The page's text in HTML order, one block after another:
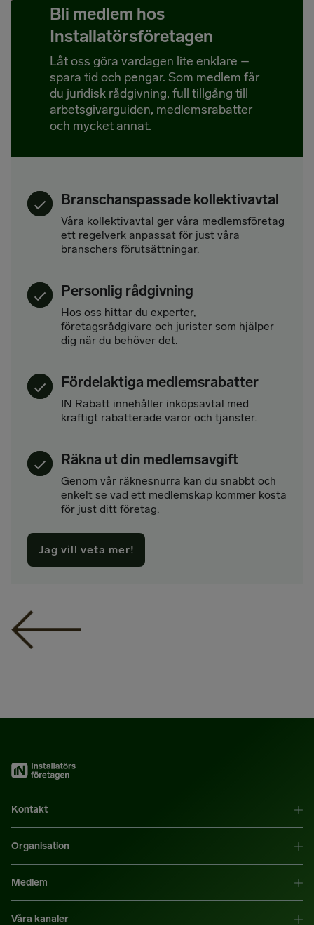
Bli medlem hos
Installatörsföretagen
Låt oss göra vardagen lite enklare –
spara tid och pengar. Som medlem får
du juridisk rådgivning, full tillgång till
arbetsgivarguiden, medlemsrabatter
och mycket annat.
Branschanspassade kollektivavtal
Våra kollektivavtal ger våra medlemsföretag
ett regelverk anpassat för just våra
branschers förutsättningar.
Personlig rådgivning
Hos oss hittar du experter,
företagsrådgivare och jurister som hjälper
dig när du behöver det.
Fördelaktiga medlemsrabatter
IN Rabatt innehåller inköpsavtal med
kraftigt rabatterade varor och tjänster.
Räkna ut din medlemsavgift
Genom vår räknesnurra kan du snabbt och
enkelt se vad ett medlemskap kommer kosta
för just ditt företag.
Jag vill veta mer!
Kontakt
Organisation
Medlem
Våra kanaler